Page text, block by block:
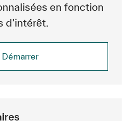
en fonction
d’intérêt.
Démarrer